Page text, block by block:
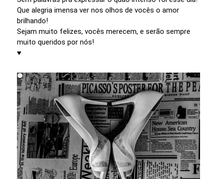
Que alegria imensa ver nos olhos de vocês o amor
brilhando!
Sejam muito felizes, vocês merecem, e serão sempre
muito queridos por nós!
♥